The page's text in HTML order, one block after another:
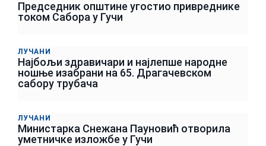
Председник општине угостио привреднике
током Сабора у Гучи
ЛУЧАНИ
Најбољи здравичари и најлепше народне
ношње изабрани на 65. Драгачевском
сабору трубача
ЛУЧАНИ
Министарка Снежана Пауновић отворила
уметничке изложбе у Гучи